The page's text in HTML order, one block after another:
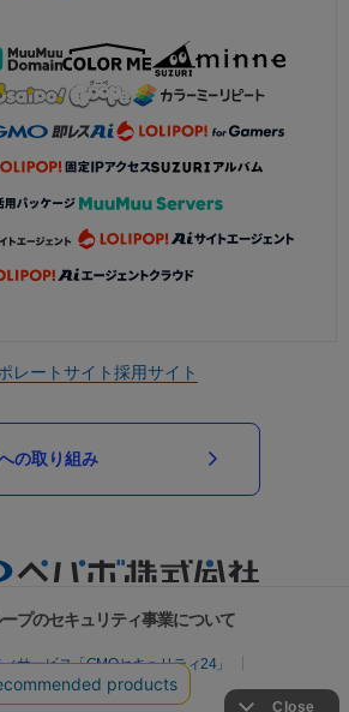
レートサイト採用サイト
の取り組み
プのセキュリティ事業について
サービス「GMOセキュリティ24」
イトリスク診断